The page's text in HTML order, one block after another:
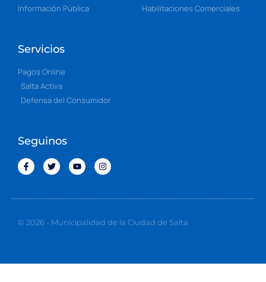
Información Pública
Habilitaciones Comerciales
Servicios
Pagos Online
Salta Activa
Defensa del Consumidor
Seguinos
© 2026 - Municipalidad de la Ciudad de Salta